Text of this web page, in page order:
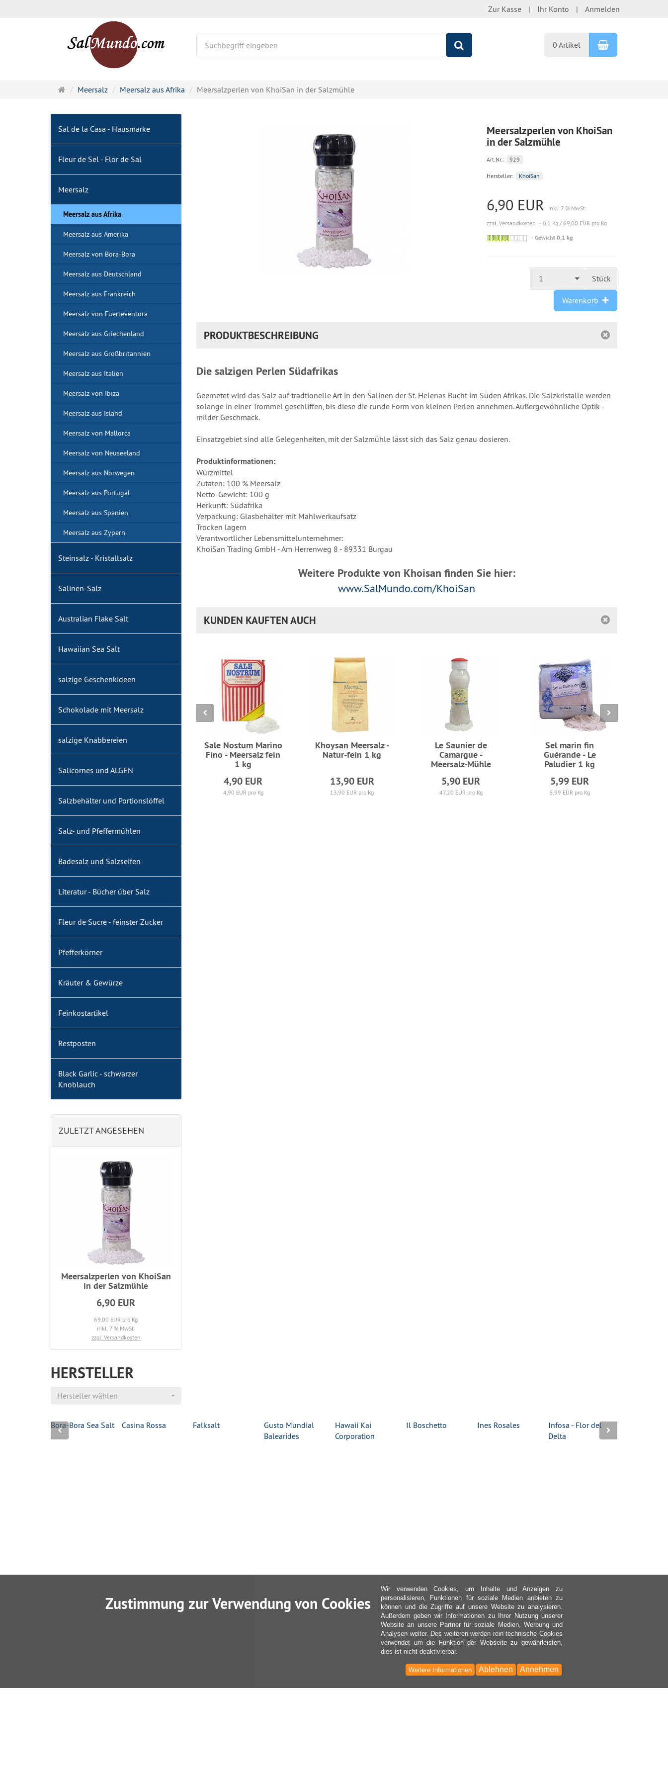
Zur Kasse Ihr Konto Anmelden
0 Artikel Warenkorb
Startseite
Meersalz Meersalz aus Afrika Meersalzperlen von KhoiSan in der Salzmühle
Meersalzperlen von KhoiSan
in der Salzmühle
Art.Nr.: 929
Hersteller: KhoiSan
6,90 EUR
inkl. 7 % MwSt.
zzgl. Versandkosten
0,1 Kg / 69,00 EUR pro Kg
Artikel
Gewicht 0,1 kg
1 Stück
Warenkorb
PRODUKTBESCHREIBUNG
Die salzigen Perlen Südafrikas
Geernetet wird das Salz auf tradtionelle Art in den Salinen der St. Helenas Bucht im Süden Afrikas. Die Salzkristalle werden
solange in einer Trommel geschliffen, bis diese die runde Form von kleinen Perlen annehmen. Außergewöhnliche Optik -
milder Geschmack.
Einsatzgebiet sind alle Gelegenheiten, mit der Salzmühle lässt sich das Salz genau dosieren.
Produktinformationen:
Würzmittel
Zutaten: 100 % Meersalz
Netto-Gewicht: 100 g
Herkunft: Südafrika
Verpackung: Glasbehälter mit Mahlwerkaufsatz
Trocken lagern
Verantwortlicher Lebensmittelunternehmer:
KhoiSan Trading GmbH - Am Herrenweg 8 - 89331 Burgau
Weitere Produkte von Khoisan finden Sie hier:
www.SalMundo.com/KhoiSan
KUNDEN KAUFTEN AUCH
Sale Nostum Marino
Fino - Meersalz fein
1 kg
4,90 EUR
4,90 EUR pro Kg
Khoysan Meersalz -
Natur-fein 1 kg
13,90 EUR
13,90 EUR pro Kg
Le Saunier de
Camargue -
Meersalz-Mühle
5,90 EUR
47,20 EUR pro Kg
Sel marin fin
Guérande - Le
Paludier 1 kg
5,99 EUR
5,99 EUR pro Kg
Sal de la Casa - Hausmarke
Fleur de Sel - Flor de Sal
Meersalz
Meersalz aus Afrika
Meersalz aus Amerika
Meersalz von Bora-Bora
Meersalz aus Deutschland
Meersalz aus Frankreich
Meersalz von Fuerteventura
Meersalz aus Griechenland
Meersalz aus Großbritannien
Meersalz aus Italien
Meersalz von Ibiza
Meersalz aus Island
Meersalz von Mallorca
Meersalz von Neuseeland
Meersalz aus Norwegen
Meersalz aus Portugal
Meersalz aus Spanien
Meersalz aus Zypern
Steinsalz - Kristallsalz
Salinen-Salz
Australian Flake Salt
Hawaiian Sea Salt
salzige Geschenkideen
Schokolade mit Meersalz
salzige Knabbereien
Salicornes und ALGEN
Salzbehälter und Portionslöffel
Salz- und Pfeffermühlen
Badesalz und Salzseifen
Literatur - Bücher über Salz
Fleur de Sucre - feinster Zucker
Pfefferkörner
Kräuter & Gewürze
Feinkostartikel
Restposten
Black Garlic - schwarzer
Knoblauch
ZULETZT ANGESEHEN
Meersalzperlen von KhoiSan
in der Salzmühle
6,90 EUR
69,00 EUR pro Kg
inkl. 7 % MwSt.
zzgl. Versandkosten
HERSTELLER
Hersteller wählen
Bora-Bora Sea Salt Casina Rossa Falksalt
Gusto Mundial
Balearides
Hawaii Kai
Corporation
Il Boschetto Ines Rosales
Infosa - Flor del
Delta
Zustimmung zur Verwendung von Cookies
Wir verwenden Cookies, um Inhalte und Anzeigen zu
personalisieren, Funktionen für soziale Medien anbieten zu
können und die Zugriffe auf unsere Website zu analysieren.
Außerdem geben wir Informationen zu Ihrer Nutzung unserer
Website an unsere Partner für soziale Medien, Werbung und
Analysen weiter. Des weiteren werden rein technische Cookies
verwendet um die Funktion der Webseite zu gewährleisten,
dies ist nicht deaktivierbar.
Annehmen
Ablehnen
Weitere Informationen